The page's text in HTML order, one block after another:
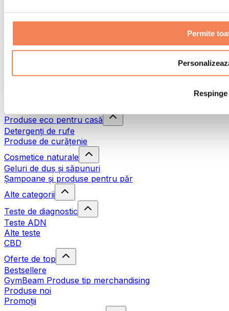
Permite
Respinge
Sporturi de contact
Terapie prin frig
Produse eco pentru casă
Detergenți de rufe
Produse de curățenie
Cosmetice naturale
Geluri de duș și săpunuri
Șampoane și produse pentru păr
Alte categorii
Teste de diagnostic
Teste ADN
Alte teste
CBD
Oferte de top
Bestsellere
GymBeam Produse tip merchandising
Produse noi
Promoții